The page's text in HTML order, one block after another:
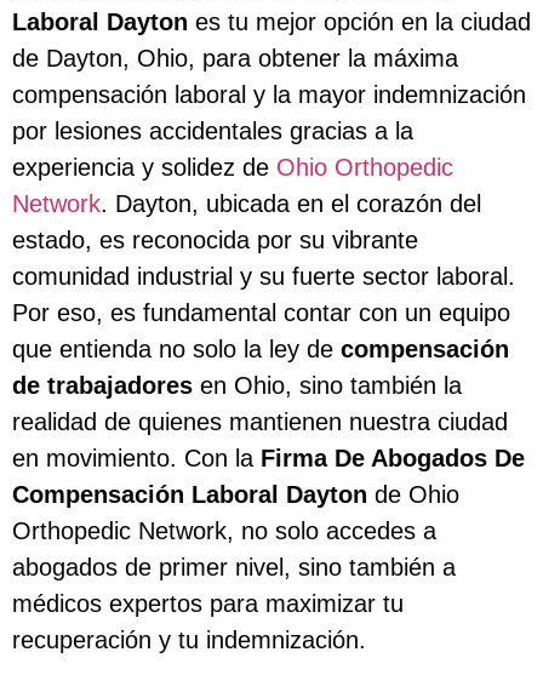
Laboral Dayton es tu mejor opción en la ciudad
de Dayton, Ohio, para obtener la máxima
compensación laboral y la mayor indemnización
por lesiones accidentales gracias a la
experiencia y solidez de Ohio Orthopedic
Network. Dayton, ubicada en el corazón del
estado, es reconocida por su vibrante
comunidad industrial y su fuerte sector laboral.
Por eso, es fundamental contar con un equipo
que entienda no solo la ley de compensación
de trabajadores en Ohio, sino también la
realidad de quienes mantienen nuestra ciudad
en movimiento. Con la Firma De Abogados De
Compensación Laboral Dayton de Ohio
Orthopedic Network, no solo accedes a
abogados de primer nivel, sino también a
médicos expertos para maximizar tu
recuperación y tu indemnización.